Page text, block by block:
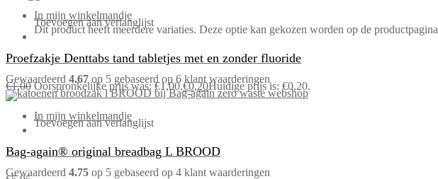
In mijn winkelmandje
Toevoegen aan verlanglijst
Dit product heeft meerdere variaties. Deze optie kan gekozen worden op de productpagina
Proefzakje Denttabs tand tabletjes met en zonder fluoride
Gewaardeerd 4.67 op 5 gebaseerd op 6 klant waarderingen
€1,00 Oorspronkelijke prijs was: €1,00.€0,20Huidige prijs is: €0,20.
In mijn winkelmandje
Toevoegen aan verlanglijst
Bag-again® original breadbag L BROOD
Gewaardeerd 4.75 op 5 gebaseerd op 4 klant waarderingen